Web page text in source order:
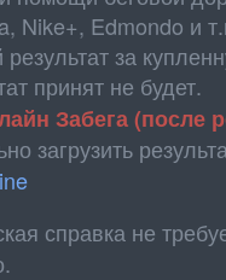
Nike+, Edmondo и
за
принят не будет.
Забега (после
загрузить
справка не